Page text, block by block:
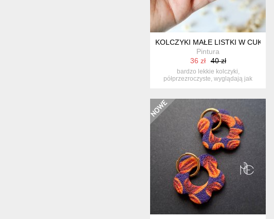
KOLCZYKI MAŁE LISTKI W
Pintura
36 zł
40 zł
bardzo lekkie kolczyki,
półprzezroczyste, wyglądają jak